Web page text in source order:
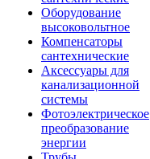
Оборудование
высоковольтное
Компенсаторы
сантехнические
Аксессуары для
канализационной
системы
Фотоэлектрическое
преобразование
энергии